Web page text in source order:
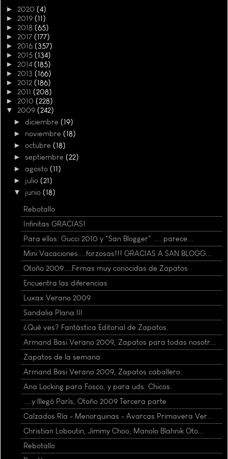
► 2020 (4)
► 2019 (11)
► 2018 (65)
► 2017 (177)
► 2016 (357)
► 2015 (134)
► 2014 (185)
► 2013 (166)
► 2012 (186)
► 2011 (208)
► 2010 (228)
▼ 2009 (242)
► diciembre (19)
► noviembre (18)
► octubre (18)
► septiembre (22)
► agosto (11)
► julio (21)
▼ junio (18)
Rebotallo
Infinitas GRACIAS!
Para ellos: Gucci 2010 y "San Blogger" .....parece...
Mini Vacaciones....forzosas!!! GRACIAS A SAN BLOGG...
Otoño 2009....Firmas muy conocidas de Zapatos
Encuentra las diferencias
Luxax Verano 2009
Sandalia Plana III
¿Qué ves? Fantástica Editorial de Zapatos.
Armand Basi Verano 2009, Zapatos para todas nosotr...
Zapatos de la semana
Armand Basi Verano 2009, Zapatos caballero.
Ana Locking para Fosco, y para uds. Chicos.
....y lllegó París, Otoño 2009 Tercera parte
Calzados Ría - Menorquinas - Avarcas Primavera Ver...
Christian Loboutin, Jimmy Choo, Manolo Blahnik Oto...
Rebotallo